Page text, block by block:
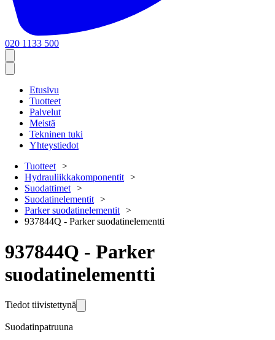
020 1133 500
Etusivu
Tuotteet
Palvelut
Meistä
Tekninen tuki
Yhteystiedot
Tuotteet
Hydrauliikkakomponentit
Suodattimet
Suodatinelementit
Parker suodatinelementit
937844Q - Parker suodatinelementti
937844Q - Parker
suodatinelementti
Tiedot tiivistettynä
Suodatinpatruuna